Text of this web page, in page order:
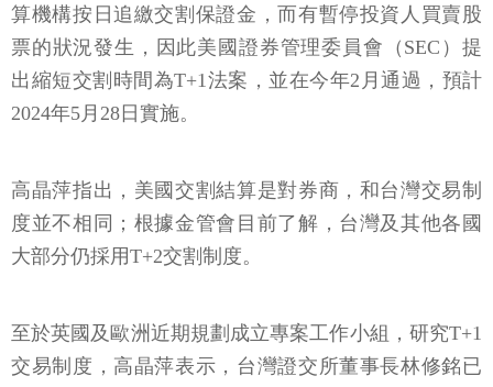
算機構按日追繳交割保證金，而有暫停投資人買賣股
票的狀況發生，因此美國證券管理委員會（SEC）提
出縮短交割時間為T+1法案，並在今年2月通過，預計
2024年5月28日實施。
高晶萍指出，美國交割結算是對券商，和台灣交易制
度並不相同；根據金管會目前了解，台灣及其他各國
大部分仍採用T+2交割制度。
至於英國及歐洲近期規劃成立專案工作小組，研究T+1
交易制度，高晶萍表示，台灣證交所董事長林修銘已